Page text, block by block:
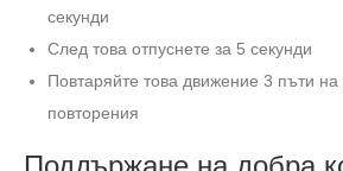
секунди
След това отпуснете за 5 секунди
Повтаряйте това движение 3 пъти
повторения